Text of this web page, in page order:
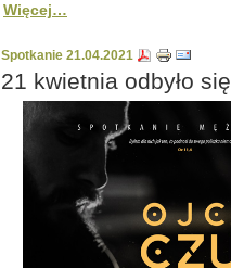
Więcej…
Spotkanie 21.04.2021
21 kwietnia odbyło